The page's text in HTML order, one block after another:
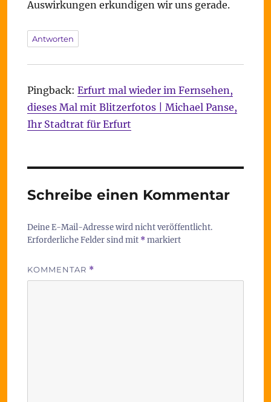
Auswirkungen erkundigen wir uns gerade.
Antworten
Pingback: Erfurt mal wieder im Fernsehen,
dieses Mal mit Blitzerfotos | Michael Panse,
Ihr Stadtrat für Erfurt
Schreibe einen Kommentar
Deine E-Mail-Adresse wird nicht veröffentlicht.
Erforderliche Felder sind mit *markiert
KOMMENTAR *